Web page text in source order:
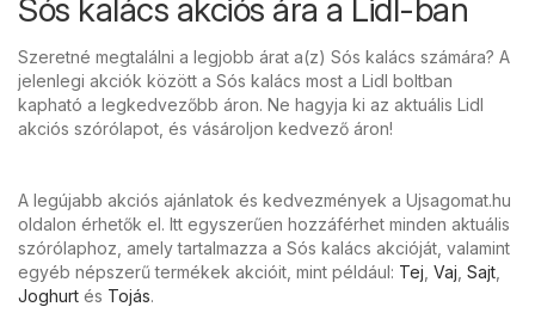
Sós kalács akciós ára a Lidl-ban
Szeretné megtalálni a legjobb árat a(z) Sós kalács számára? A
jelenlegi akciók között a Sós kalács most a Lidl boltban
kapható a legkedvezőbb áron. Ne hagyja ki az aktuális Lidl
akciós szórólapot, és vásároljon kedvező áron!
A legújabb akciós ajánlatok és kedvezmények a Ujsagomat.hu
oldalon érhetők el. Itt egyszerűen hozzáférhet minden aktuális
szórólaphoz, amely tartalmazza a Sós kalács akcióját, valamint
egyéb népszerű termékek akcióit, mint például: Tej Vaj Sajt
Joghurt és Tojás.